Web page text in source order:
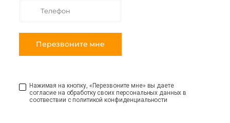
Нажимая на кнопку, «Перезвоните мне» вы даете
согласие на обработку своих персональных данных в
соотвествии с политикой конфиденциальности